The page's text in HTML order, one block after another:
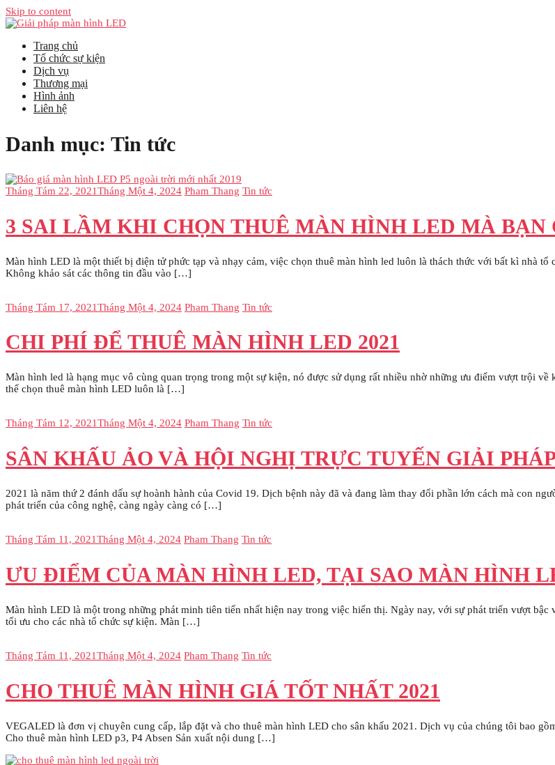
Skip to content
Trang chủ
Tổ chức sự kiện
Dịch vụ
Thương mại
Hình ảnh
Liên hệ
Danh mục: Tin tức
Tháng Tám 22, 2021Tháng Một 4, 2024 Pham Thang Tin tức
3 SAI LẦM KHI CHỌN THUÊ MÀN HÌNH LED MÀ BẠN
Màn hình LED là một thiết bị điện tử phức tạp và nhạy cảm, việc chọn thuê màn hình led luôn là thách thức với bất kì nhà
Không khảo sát các thông tin đầu vào […]
Tháng Tám 17, 2021Tháng Một 4, 2024 Pham Thang Tin tức
CHI PHÍ ĐỂ THUÊ MÀN HÌNH LED 2021
Màn hình led là hạng mục vô cùng quan trọng trong một sự kiện, nó được sử dụng rất nhiều nhờ những ưu điểm vượt trội
thể chọn thuê màn hình LED luôn là […]
Tháng Tám 12, 2021Tháng Một 4, 2024 Pham Thang Tin tức
SÂN KHẤU ẢO VÀ HỘI NGHỊ TRỰC TUYẾN GIẢI
2021 là năm thứ 2 đánh dấu sự hoành hành của Covid 19. Dịch bệnh này đã và đang làm thay đổi phần lớn cách mà con
phát triển của công nghệ, càng ngày càng có […]
Tháng Tám 11, 2021Tháng Một 4, 2024 Pham Thang Tin tức
ƯU ĐIỂM CỦA MÀN HÌNH LED, TẠI SAO MÀN HÌNH
Màn hình LED là một trong những phát minh tiên tiến nhất hiện nay trong việc hiển thị. Ngày nay, với sự phát triển vượt
tối ưu cho các nhà tổ chức sự kiện. Màn […]
Tháng Tám 11, 2021Tháng Một 4, 2024 Pham Thang Tin tức
CHO THUÊ MÀN HÌNH GIÁ TỐT NHẤT 2021
VEGALED là đơn vị chuyên cung cấp, lắp đặt và cho thuê màn hình LED cho sân khấu 2021. Dịch vụ của chúng tôi bao
Cho thuê màn hình LED p3, P4 Absen Sản xuất nội dung […]